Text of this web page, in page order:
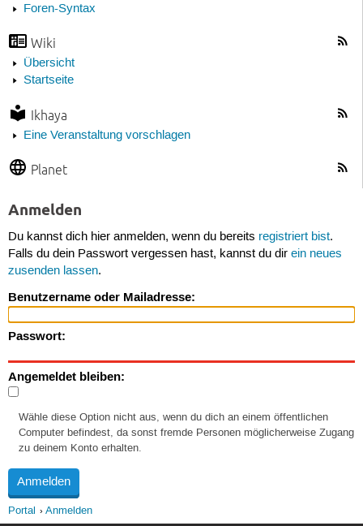
Foren-Syntax
Wiki
Übersicht
Startseite
Ikhaya
Eine Veranstaltung vorschlagen
Planet
Anmelden
Du kannst dich hier anmelden, wenn du bereits registriert bist.
Falls du dein Passwort vergessen hast, kannst du dir ein neues
zusenden lassen.
Benutzername oder Mailadresse:
Passwort:
Angemeldet bleiben:
Wähle diese Option nicht aus, wenn du dich an einem öffentlichen
Computer befindest, da sonst fremde Personen möglicherweise Zugang
zu deinem Konto erhalten.
Portal Anmelden